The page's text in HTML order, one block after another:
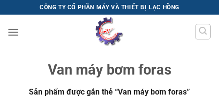
qua
nội
CÔNG TY CỔ PHẦN MÁY VÀ THIẾT BỊ LẠC HỒNG
Van máy bơm foras
Sản phẩm được gắn thẻ “Van máy bơm foras”